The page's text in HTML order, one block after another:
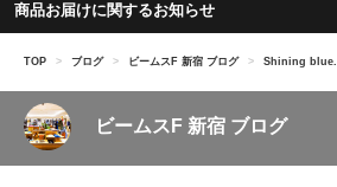
商品お届けに関するお知らせ
TOP > ブログ > ビームスF 新宿 ブログ > Shining blue.
ビームスF 新宿 ブログ